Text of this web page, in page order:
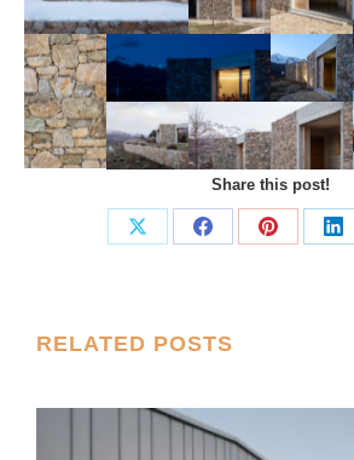
Share this post!
Share
Share
Share
Post
RELATED POSTS